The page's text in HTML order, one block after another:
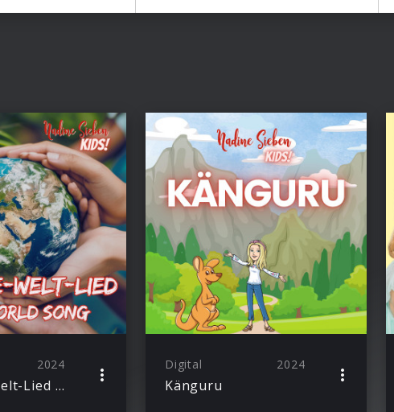
2024
Das Eine-Welt-Lied (One World Song)
Digital 2024
Känguru